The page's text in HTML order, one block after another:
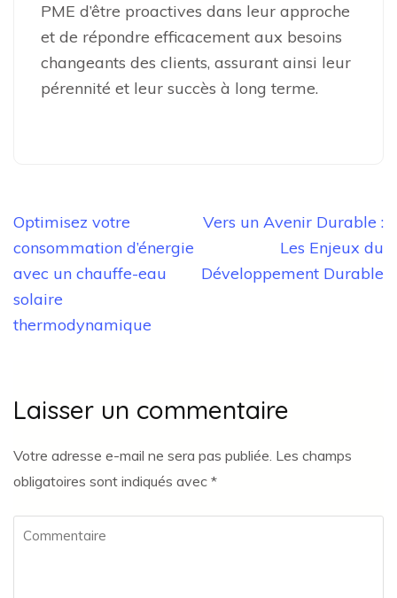
PME d’être proactives dans leur approche
et de répondre efficacement aux besoins
changeants des clients, assurant ainsi leur
pérennité et leur succès à long terme.
Navigation
de
l’article
Optimisez votre
consommation d’énergie
avec un chauffe-eau
solaire
thermodynamique
Vers un Avenir Durable :
Les Enjeux du
Développement Durable
Laisser un commentaire
Votre adresse e-mail ne sera pas publiée. Les champs
obligatoires sont indiqués avec *
Commentaire